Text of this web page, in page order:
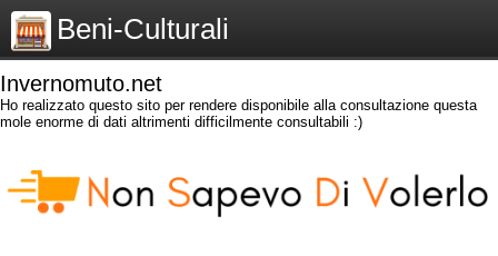
Beni-Culturali
Invernomuto.net
Ho realizzato questo sito per rendere disponibile alla consultazione questa
mole enorme di dati altrimenti difficilmente consultabili :)